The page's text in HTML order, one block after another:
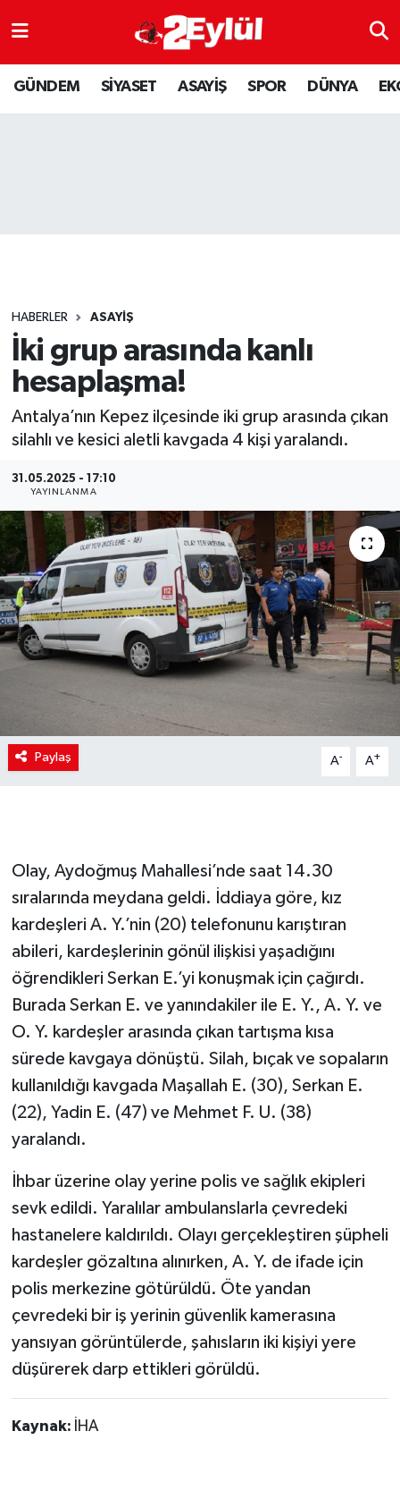
GÜNDEM SİYASET ASAYİŞ SPOR DÜNYA
HABERLER ASAYİŞ
İki grup arasında kanlı
hesaplaşma!
Antalya’nın Kepez ilçesinde iki grup arasında çıkan
silahlı ve kesici aletli kavgada 4 kişi yaralandı.
31.05.2025 - 17:10
YAYINLANMA
Paylaş A- A+
Olay, Aydoğmuş Mahallesi’nde saat 14.30
sıralarında meydana geldi. İddiaya göre, kız
kardeşleri A. Y.’nin (20) telefonunu karıştıran
abileri, kardeşlerinin gönül ilişkisi yaşadığını
öğrendikleri Serkan E.’yi konuşmak için çağırdı.
Burada Serkan E. ve yanındakiler ile E. Y., A. Y. ve
O. Y. kardeşler arasında çıkan tartışma kısa
sürede kavgaya dönüştü. Silah, bıçak ve sopaların
kullanıldığı kavgada Maşallah E. (30), Serkan E.
(22), Yadin E. (47) ve Mehmet F. U. (38)
yaralandı.
İhbar üzerine olay yerine polis ve sağlık ekipleri
sevk edildi. Yaralılar ambulanslarla çevredeki
hastanelere kaldırıldı. Olayı gerçekleştiren şüpheli
kardeşler gözaltına alınırken, A. Y. de ifade için
polis merkezine götürüldü. Öte yandan
çevredeki bir iş yerinin güvenlik kamerasına
yansıyan görüntülerde, şahısların iki kişiyi yere
düşürerek darp ettikleri görüldü.
Kaynak: İHA
ASAYİŞ
DÜNYA
SPOR
YAŞAM
Nöbetçi Eczaneler
Hava Durumu
Son Dakika Haberleri
Haber Arşivi